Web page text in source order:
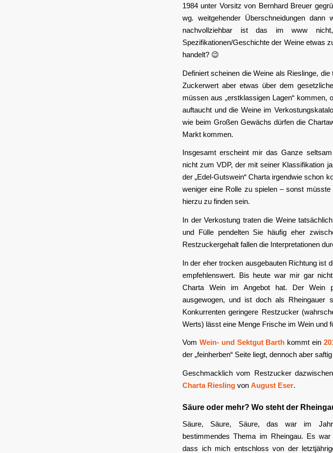
1984 unter Vorsitz von Bernhard Breuer
wg. weitgehender Überschneidungen
nachvollziehbar ist das im www
Spezifikationen/Geschichte der Weine etwas
handelt? 😉
Definiert scheinen die Weine als Rieslinge,
Zuckerwert aber etwas über dem
müssen aus „erstklassigen Lagen“ kommen,
auftaucht und die Weine im
wie beim Großen Gewächs dürfen die
Markt kommen.
Insgesamt erscheint mir das Ganze
nicht zum VDP, der mit seiner Klassifikation
der „Edel-Gutswein“ Charta irgendwie schon
weniger eine Rolle zu spielen – sonst
hierzu zu finden sein.
In der Verkostung traten die Weine
und Fülle pendelten Sie häufig eher
Restzuckergehalt fallen die Interpretationen
In der eher trocken ausgebauten Richtung ist
empfehlenswert. Bis heute war mir gar
Charta Wein im Angebot hat. Der Wein
ausgewogen, und ist doch als Rheingauer
Konkurrenten geringere Restzucker
Werts) lässt eine Menge Frische im Wein und
Vom Wein- und Sektgut Barth kommt ein
der „feinherben“ Seite liegt, dennoch aber
Geschmacklich vom Restzucker
Charta Riesling von August Eser.
Säure oder mehr? Wo steht der
Säure, Säure, Säure, das war im
bestimmendes Thema im Rheingau. Es
dass ich mich entschloss von der